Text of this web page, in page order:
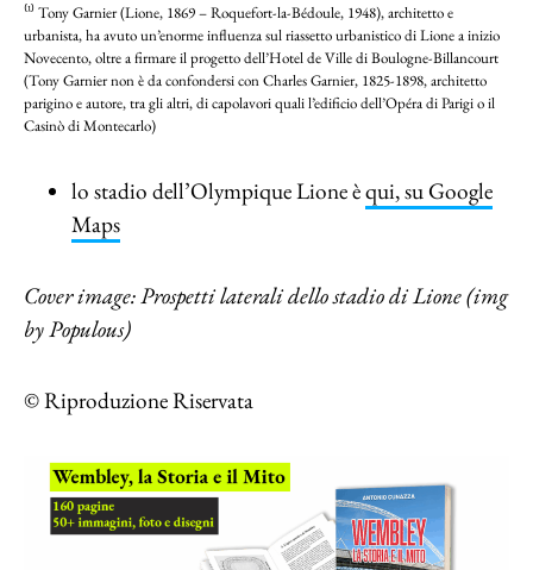
⁽¹⁾ Tony Garnier (Lione, 1869 – Roquefort-la-Bédoule, 1948), architetto e
urbanista, ha avuto un’enorme influenza sul riassetto urbanistico di Lione a inizio
Novecento, oltre a firmare il progetto dell’Hotel de Ville di Boulogne-Billancourt
(Tony Garnier non è da confondersi con Charles Garnier, 1825-1898, architetto
parigino e autore, tra gli altri, di capolavori quali l’edificio dell’Opéra di Parigi o il
Casinò di Montecarlo)
lo stadio dell’Olympique Lione èqui, su Google
Maps
Cover image: Prospetti laterali dello stadio di Lione (img
by Populous)
© Riproduzione Riservata